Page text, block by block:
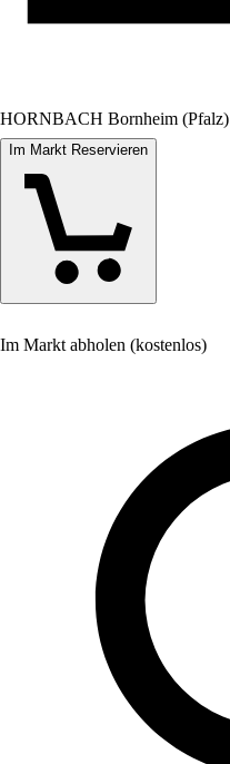
HORNBACH Bornheim (Pfalz)
Im Markt Reservieren
Im Markt abholen (kostenlos)